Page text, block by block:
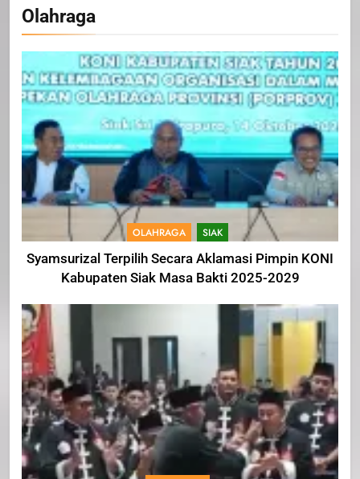
Olahraga
OLAHRAGA SIAK
Syamsurizal Terpilih Secara Aklamasi Pimpin KONI
Kabupaten Siak Masa Bakti 2025-2029